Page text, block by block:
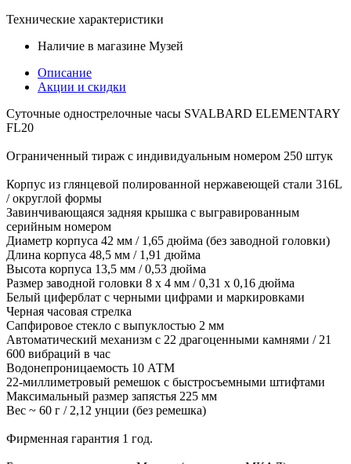
Технические характеристики
Наличие в магазине Музей
Описание
Акции и скидки
Суточные однострелочные часы SVALBARD ELEMENTARY
FL20
Ограниченный тираж с индивидуальным номером 250 штук
Корпус из глянцевой полированной нержавеющей стали 316L
/ округлой формы
Завинчивающаяся задняя крышка с выгравированным
серийным номером
Диаметр корпуса 42 мм / 1,65 дюйма (без заводной головки)
Длина корпуса 48,5 мм / 1,91 дюйма
Высота корпуса 13,5 мм / 0,53 дюйма
Размер заводной головки 8 x 4 мм / 0,31 x 0,16 дюйма
Белый циферблат с черными цифрами и маркировками
Черная часовая стрелка
Сапфировое стекло с выпуклостью 2 мм
Автоматический механизм с 22 драгоценными камнями / 21
600 вибраций в час
Водонепроницаемость 10 АТМ
22-миллиметровый ремешок с быстросъемными штифтами
Максимальный размер запястья 225 мм
Вес ~ 60 г / 2,12 унции (без ремешка)
Фирменная гарантия 1 год.